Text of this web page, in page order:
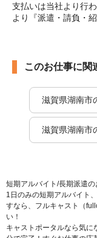
支払いは当社より行
より『派遣・請負・
このお仕事に関
滋賀県湖南市
滋賀県湖南市
短期アルバイト/長期派遣
1日のみの短期アルバイト
すなら、フルキャスト（
い！
キャストポータルなら気に